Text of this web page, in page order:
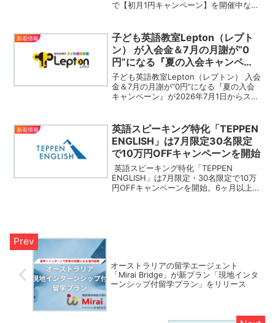
で【初月1円キャンペーン】を開催中なの
ライン英会話サービスです。
新着情報
子ども英語教室Lepton（レプト
ン） が入会金＆7月の月謝が“0
円”になる『夏の入会キャンペー
ン』を実施
子ども英語教室Lepton（レプトン） 入会
金＆7月の月謝が“0円”になる『夏の入会
キャンペーン』が2026年7月1日からスタ
キャンペーンの詳細引用：レプトン公式
サイ...
新着情報
英語スピーキング特化「TEPPEN
ENGLISH」は7月限定30名限定
で10万円OFFキャンペーンを開始
英語スピーキング特化「TEPPEN
ENGLISH」は7月限定・30名限定で10万
円OFFキャンペーンを開始。6ヶ月以上の
オーストラリアの留学エージェント
「Mirai Bridge」が新プラン「現地インタ
ーンシップ付留学プラン」をリリース